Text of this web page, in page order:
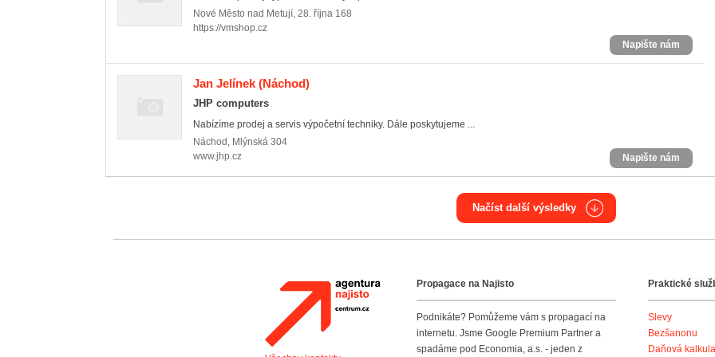
Nové Město nad Metují, 28. října 168
https://vmshop.cz
Napište nám
Jan Jelínek (Náchod)
JHP computers
Nabízíme prodej a servis výpočetní techniky. Dále poskytujeme ...
Náchod , Mlýnská 304
www.jhp.cz
Napište nám
Načíst další výsledky
Agentura NajistoPropagace na Najisto
Podnikáte? Pomůžeme vám s propagací na
internetu. Jsme Google Premium Partner a
spadáme pod Economia, a.s. - jeden z
Praktické
Slevy
Bezšanonu
Daňová